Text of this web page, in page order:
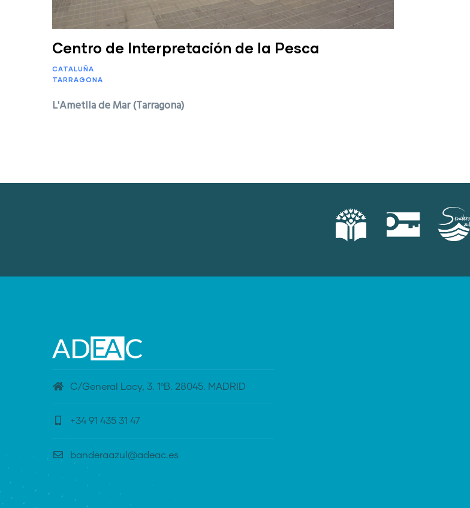
Centro de Interpretación de la Pesca
CATALUÑA
TARRAGONA
L'Ametlla de Mar (Tarragona)
C/General Lacy, 3. 1ºB. 28045. MADRID
+34 91 435 31 47
banderaazul@adeac.es